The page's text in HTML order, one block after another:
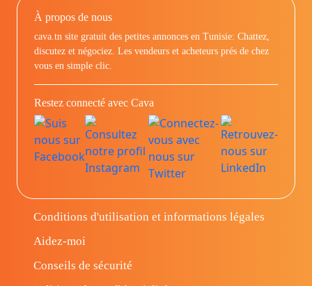
À propos de nous
cava.tn site gratuit des petites annonces en Tunisie: Chattez,
discutez et négociez. Les vendeurs et acheteurs prés de chez
vous en simple clic.
Restez connecté avec Cava
Conditions d'utilisation et informations légales
Aidez-moi
Conseils de sécurité